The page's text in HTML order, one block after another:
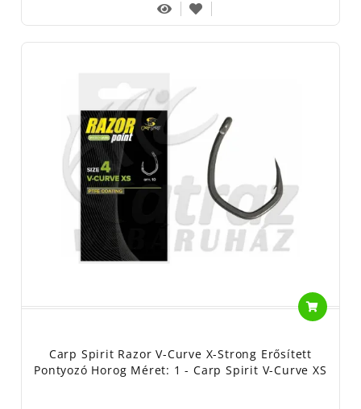
Carp Spirit Razor V-Curve X-Strong Erősített
Pontyozó Horog Méret: 1 - Carp Spirit V-Curve XS